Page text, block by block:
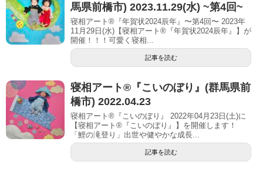
馬県前橋市) 2023.11.29(水) ~第4回~
寝相アート®『年賀状2024辰年』〜第4回〜 2023年
11月29日(水)【寝相アート®︎『年賀状2024辰年』】が
開催！！！可愛く寝相...
記事を読む
寝相アート®︎『こいのぼり』(群馬県前
橋市) 2022.04.23
寝相アート®『こいのぼり』 2022年04月23日(土)に
【寝相アート®︎『こいのぼり』】を開催します！
「鯉の滝登り」出世や健やかな成長...
記事を読む